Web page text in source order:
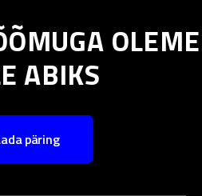
OLEME
ABIKS
päring